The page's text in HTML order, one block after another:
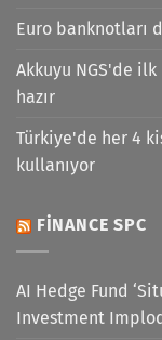
Euro banknotları
Akkuyu NGS'de
hazır
Türkiye'de her 4
kullanıyor
FINANCE SPC
AI Hedge Fund
Investment